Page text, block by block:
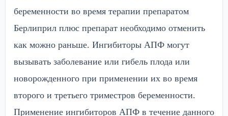
беременности во время терапии препаратом
Берлиприл плюс препарат необходимо отменить
как можно раньше. Ингибиторы АПФ могут
вызывать заболевание или гибель плода или
новорожденного при применении их во время
второго и третьего триместров беременности.
Применение ингибиторов АПФ в течение данного